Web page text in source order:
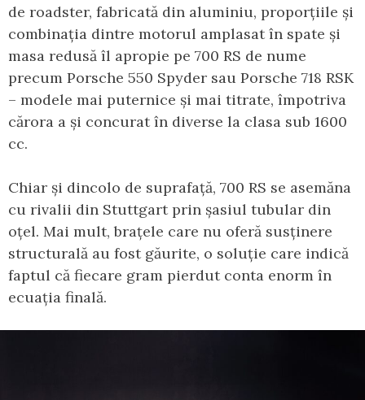
de roadster, fabricată din aluminiu, proporțiile și
combinația dintre motorul amplasat în spate și
masa redusă îl apropie pe 700 RS de nume
precum Porsche 550 Spyder sau Porsche 718 RSK
– modele mai puternice și mai titrate, împotriva
cărora a și concurat în diverse la clasa sub 1600
cc.
Chiar și dincolo de suprafață, 700 RS se asemăna
cu rivalii din Stuttgart prin șasiul tubular din
oțel. Mai mult, brațele care nu oferă susținere
structurală au fost găurite, o soluție care indică
faptul că fiecare gram pierdut conta enorm în
ecuația finală.